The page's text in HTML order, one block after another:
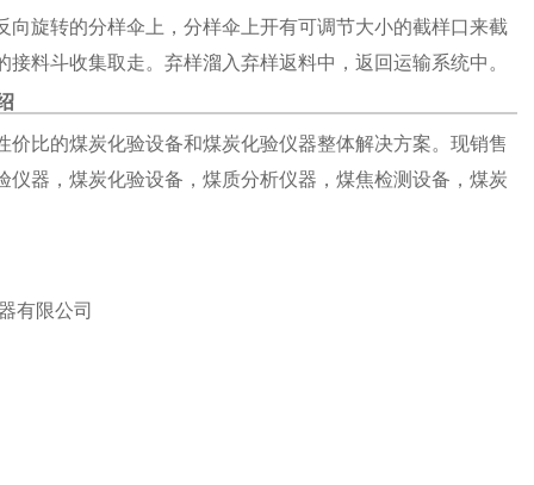
旋转的分样伞上，分样伞上开有可调节大小的截样口来截
料斗收集取走。弃样溜入弃样返料中，返回运输系统中。
比的煤炭化验设备和煤炭化验仪器整体解决方案。现销售
器，煤炭化验设备，煤质分析仪器，煤焦检测设备，煤炭
有限公司